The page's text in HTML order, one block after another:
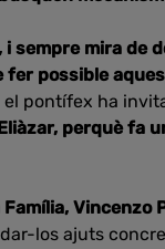
sempre mira de
fer possible
el pontífex ha
perquè fa
Vincenzo
los ajuts